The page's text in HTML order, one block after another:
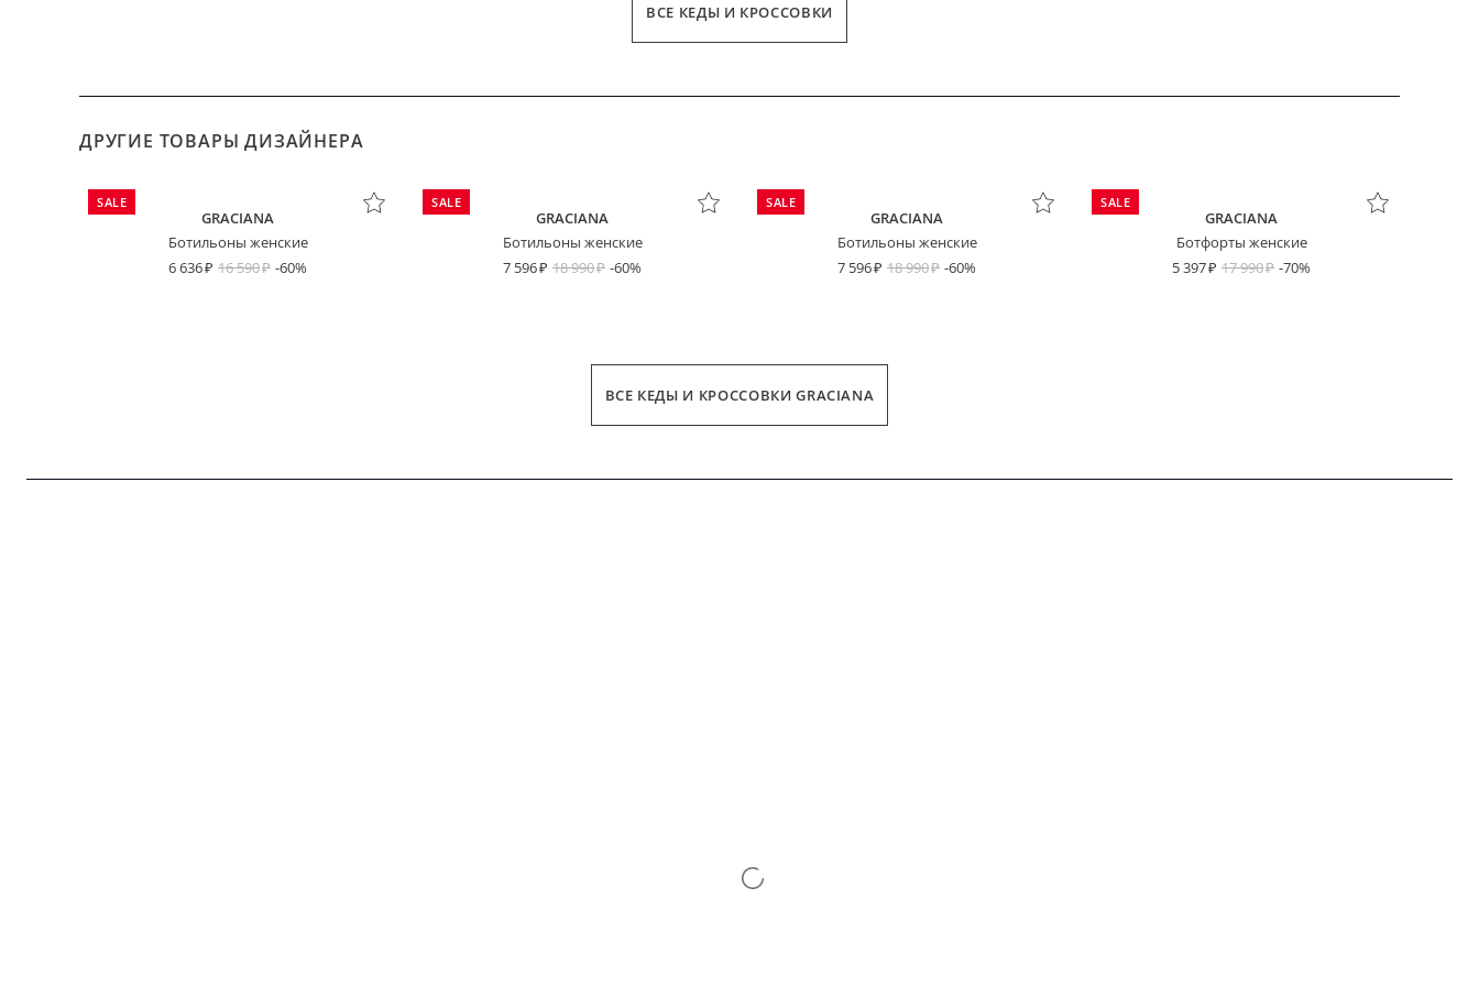
ВСЕ КЕДЫ И КРОССОВКИ
ДРУГИЕ ТОВАРЫ ДИЗАЙНЕРА
SALE
GRACIANA
Ботильоны женские
6 636
16 590 -60%
SALE
GRACIANA
Ботильоны женские
7 596
18 990 -60%
SALE
GRACIANA
Ботильоны женские
7 596
18 990 -60%
SALE
GRACIANA
Ботфорты женские
5 397
17 990 -70%
ВСЕ КЕДЫ И КРОССОВКИ GRACIANA